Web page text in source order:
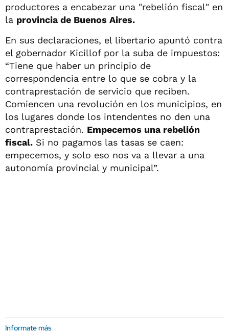
productores a encabezar una "rebelión fiscal" en
la provincia de Buenos Aires.
En sus declaraciones, el libertario apuntó contra
el gobernador Kicillof por la suba de impuestos:
“Tiene que haber un principio de
correspondencia entre lo que se cobra y la
contraprestación de servicio que reciben.
Comiencen una revolución en los municipios, en
los lugares donde los intendentes no den una
contraprestación. Empecemos una rebelión
fiscal. Si no pagamos las tasas se caen:
empecemos, y solo eso nos va a llevar a una
autonomía provincial y municipal”.
Informate más